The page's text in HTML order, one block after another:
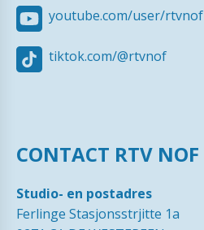
youtube.com/user/rtvnof
tiktok.com/@rtvnof
CONTACT RTV NOF
Studio- en postadres
Ferlinge Stasjonsstrjitte 1a